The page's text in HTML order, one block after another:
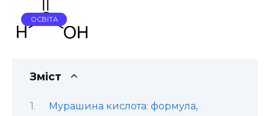
ОСВІТА
Зміст
Мурашина кислота: формула,